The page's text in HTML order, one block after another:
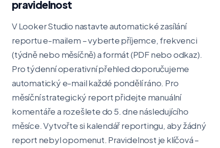
pravidelnost
V Looker Studio nastavte automatické zasílání
reportu e-mailem – vyberte příjemce, frekvenci
(týdně nebo měsíčně) a formát (PDF nebo odkaz).
Pro týdenní operativní přehled doporučujeme
automatický e-mail každé pondělí ráno. Pro
měsíční strategický report přidejte manuální
komentáře a rozešlete do 5. dne následujícího
měsíce. Vytvořte si kalendář reportingu, aby žádný
report nebyl opomenut. Pravidelnost je klíčová –